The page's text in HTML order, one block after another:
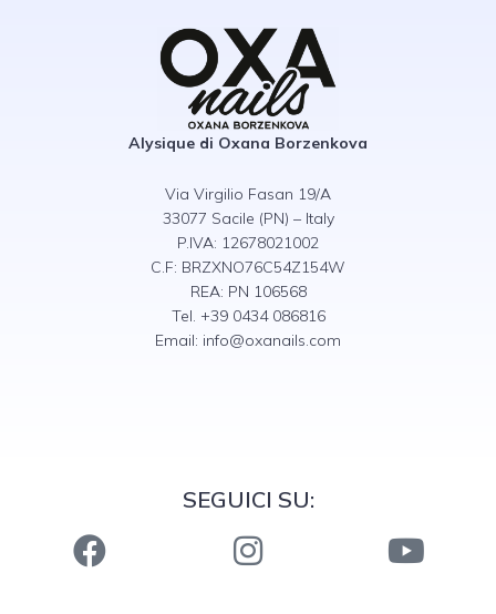
Alysique di Oxana Borzenkova
Via Virgilio Fasan 19/A
33077 Sacile (PN) – Italy
P.IVA: 12678021002
C.F: BRZXNO76C54Z154W
REA: PN 106568
Tel. +39 0434 086816
Email: info@oxanails.com
SEGUICI SU: